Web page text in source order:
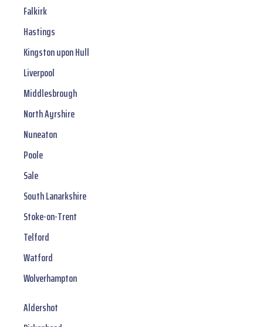
Falkirk
Hastings
Kingston upon Hull
Liverpool
Middlesbrough
North Ayrshire
Nuneaton
Poole
Sale
South Lanarkshire
Stoke-on-Trent
Telford
Watford
Wolverhampton
Aldershot